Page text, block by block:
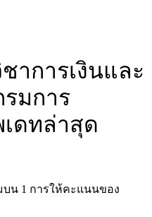
าการเงินและ
มการ
เดทล่าสุด
บน 1 การให้คะแนนของ